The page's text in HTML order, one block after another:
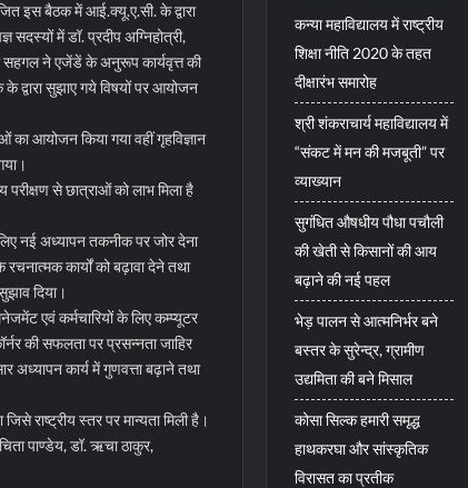
इस बैठक में आई.क्यू.ए.सी. के द्वारा
सदस्यों में डॉ. प्रदीप अग्निहोत्री,
ने एजेंडें के अनुरूप कार्यवृत्त की
द्वारा सुझाए गये विषयों पर आयोजन
का आयोजन किया गया वहीं गृहविज्ञान
परीक्षण से छात्राओं को लाभ मिला है
नई अध्यापन तकनीक पर जोर देना
रचनात्मक कार्यों को बढ़ावा देने तथा
दिया।
एवं कर्मचारियों के लिए कम्प्यूटर
की सफलता पर प्रसन्नता जाहिर
कार्य में गुणवत्ता बढ़ाने तथा
राष्ट्रीय स्तर पर मान्यता मिली है।
पाण्डेय, डॉ. ऋचा ठाकुर,
कन्या महाविद्यालय में राष्ट्रीय
शिक्षा नीति 2020 के तहत
दीक्षारंभ समारोह
श्री शंकराचार्य महाविद्यालय में
“संकट में मन की मजबूती” पर
व्याख्यान
सुगंधित औषधीय पौधा पचौली
की खेती से किसानों की आय
बढ़ाने की नई पहल
भेड़ पालन से आत्मनिर्भर बने
बस्तर के सुरेन्द्र, ग्रामीण
उद्यमिता की बने मिसाल
कोसा सिल्क हमारी समृद्ध
हाथकरघा और सांस्कृतिक
विरासत का प्रतीक